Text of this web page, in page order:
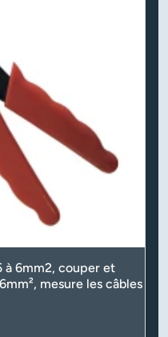
à 6mm2, couper et
mesure les câbles